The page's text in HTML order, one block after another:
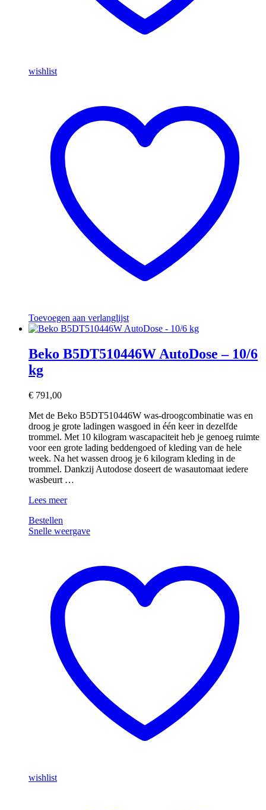
wishlist
Toevoegen aan verlanglijst
Beko B5DT510446W AutoDose – 10/6
kg
€ 791,00
Met de Beko B5DT510446W was-droogcombinatie was en
droog je grote ladingen wasgoed in één keer in dezelfde
trommel. Met 10 kilogram wascapaciteit heb je genoeg ruimte
voor een grote lading beddengoed of kleding van de hele
week. Na het wassen droog je 6 kilogram kleding in de
trommel. Dankzij Autodose doseert de wasautomaat iedere
wasbeurt …
Beko
AutoDose
–
Lees meer
Bestellen
Snelle weergave
wishlist